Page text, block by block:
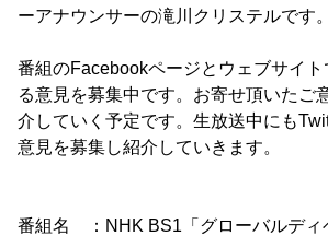
ーアナウンサーの滝川クリステルです。
番組のFacebookページとウェブサイ
る意見を募集中です。お寄せ頂いたご
介していく予定です。生放送中にも
意見を募集し紹介していきます。
番組名 ：NHK BS1「グローバルディ